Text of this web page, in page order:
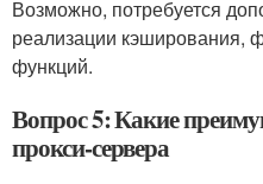
Возможно, потребуется
реализации кэширования,
функций.
Вопрос 5: Какие
прокси-сервера